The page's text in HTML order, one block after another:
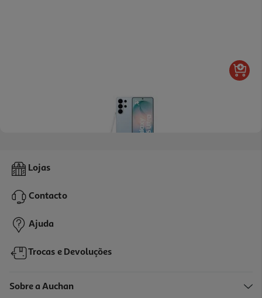
Smartphone Samsung Galaxy S26 Ultra 256gb Azul
1.399,99 €
Lojas
Contacto
Ajuda
Trocas e Devoluções
Sobre a Auchan